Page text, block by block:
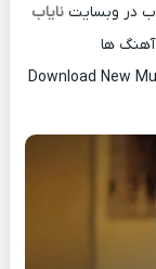
در وبسایت نایاب
آهنگ ها
Download New